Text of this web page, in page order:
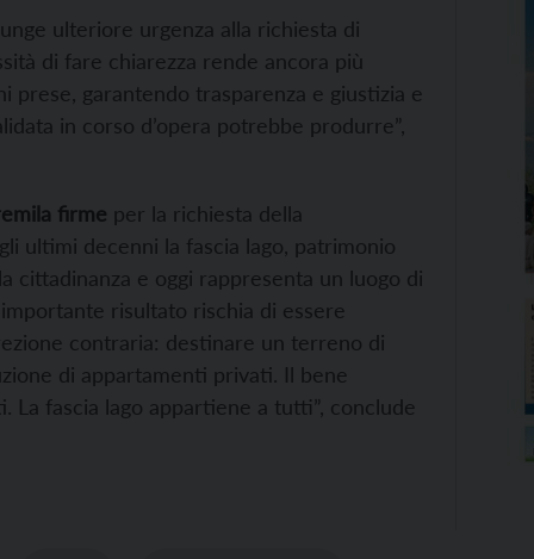
ulteriore urgenza alla richiesta di
di fare chiarezza rende ancora più
prese, garantendo trasparenza e giustizia e
in corso d’opera potrebbe produrre”,
firme per la richiesta della
ultimi decenni la fascia lago, patrimonio
cittadinanza e oggi rappresenta un luogo di
risultato rischia di essere
contraria: destinare un terreno di
di appartamenti privati. Il bene
fascia lago appartiene a tutti”, conclude